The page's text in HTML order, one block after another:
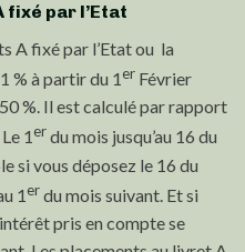
fixé par l’Etat
A fixé par l’Etat ou la
% à partir du 1er Février
%. Il est calculé par rapport
1erdu mois jusqu’au 16 du
si vous déposez le 16 du
1erdu mois suivant. Et si
pris en compte se